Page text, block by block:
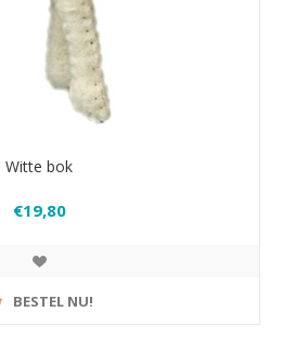
Witte bok
€19,80
BESTEL NU!